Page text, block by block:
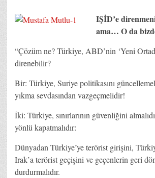
IŞİD’e
ama… O da
“Çözüm ne? Türkiye, ABD’nin ‘Yeni
direnebilir?
Bir: Türkiye, Suriye politikasını
yıkma sevdasından vazgeçmelidir!
İki: Türkiye, sınırlarının güvenliğini
yönlü kapatmalıdır:
Dünyadan Türkiye’ye terörist girişini,
Irak’a terörist geçişini ve geçenlerin geri
durdurmalıdır.